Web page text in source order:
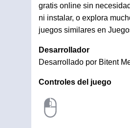
gratis online sin
ni instalar, o explora
juegos similares en
Desarrollador
Desarrollado por Bitent
Controles del juego